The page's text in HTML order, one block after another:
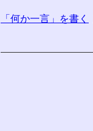
「何か一言」を書く